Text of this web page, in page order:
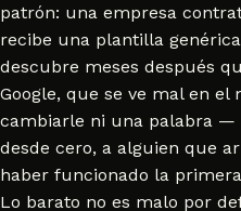
patrón: una empresa
recibe una plantilla
descubre meses después
Google, que se ve mal en el
cambiarle ni una palabra —
desde cero, a alguien que
haber funcionado la
Lo barato no es malo por